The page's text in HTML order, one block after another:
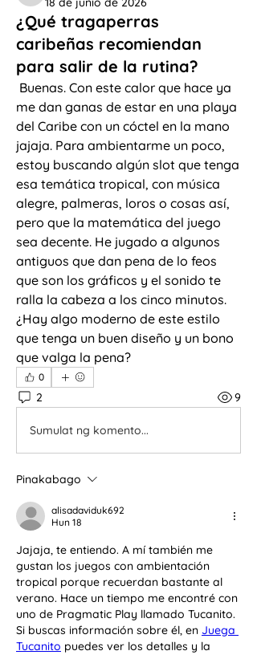
¿Qué tragaperras
caribeñas recomiendan
para salir de la rutina?
Buenas. Con este calor que hace ya
me dan ganas de estar en una playa
del Caribe con un cóctel en la mano
jajaja. Para ambientarme un poco,
estoy buscando algún slot que tenga
esa temática tropical, con música
alegre, palmeras, loros o cosas así,
pero que la matemática del juego
sea decente. He jugado a algunos
antiguos que dan pena de lo feos
que son los gráficos y el sonido te
ralla la cabeza a los cinco minutos.
¿Hay algo moderno de este estilo
que tenga un buen diseño y un bono
que valga la pena?
0
2 9
Sumulat ng komento...
Pinakabago
alisadaviduk692
Hun 18
Jajaja, te entiendo. A mí también me
gustan los juegos con ambientación
tropical porque recuerdan bastante al
verano. Hace un tiempo me encontré con
uno de Pragmatic Play llamado Tucanito.
Si buscas información sobre él, en Juega
Tucanito puedes ver los detalles y la